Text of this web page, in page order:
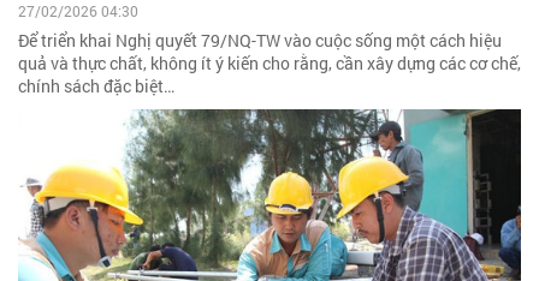
27/02/2026 04:30
Để triển khai Nghị quyết 79/NQ-TW vào cuộc sống một cách hiệu
quả và thực chất, không ít ý kiến cho rằng, cần xây dựng các cơ chế,
chính sách đặc biệt…